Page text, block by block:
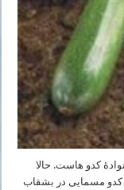
کدو هاست. حالا
کدو مسمایی در بشقاب